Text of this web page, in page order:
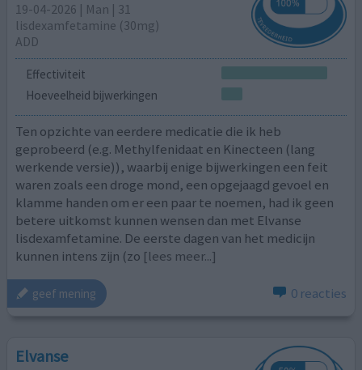
19-04-2026 | Man | 31
lisdexamfetamine (30mg)
ADD
Effectiviteit
Hoeveelheid bijwerkingen
Ten opzichte van eerdere medicatie die ik heb
geprobeerd (e.g. Methylfenidaat en Kinecteen (lang
werkende versie)), waarbij enige bijwerkingen een feit
waren zoals een droge mond, een opgejaagd gevoel en
klamme handen om er een paar te noemen, had ik geen
betere uitkomst kunnen wensen dan met Elvanse
lisdexamfetamine. De eerste dagen van het medicijn
kunnen intens zijn (zo [lees meer...]
geef mening 0 reacties
Elvanse